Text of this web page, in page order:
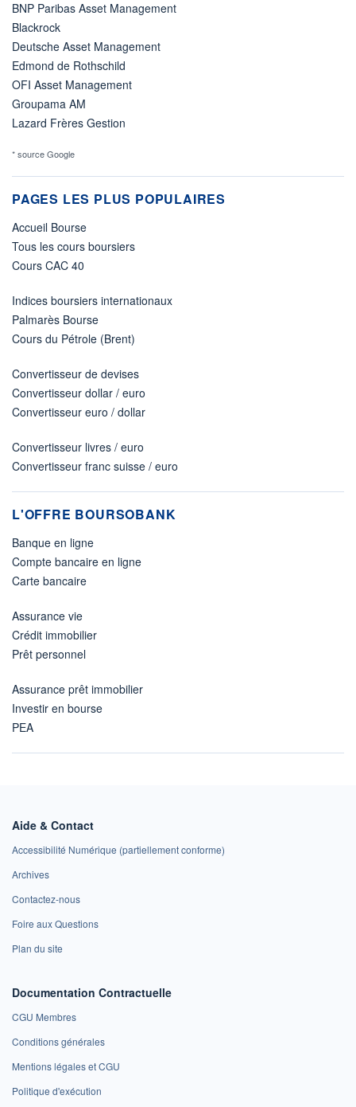
BNP Paribas Asset Management
Blackrock
Deutsche Asset Management
Edmond de Rothschild
OFI Asset Management
Groupama AM
Lazard Frères Gestion
* source Google
PAGES LES PLUS POPULAIRES
Accueil Bourse
Tous les cours boursiers
Cours CAC 40
Indices boursiers internationaux
Palmarès Bourse
Cours du Pétrole (Brent)
Convertisseur de devises
Convertisseur dollar / euro
Convertisseur euro / dollar
Convertisseur livres / euro
Convertisseur franc suisse / euro
L'OFFRE BOURSOBANK
Banque en ligne
Compte bancaire en ligne
Carte bancaire
Assurance vie
Crédit immobilier
Prêt personnel
Assurance prêt immobilier
Investir en bourse
PEA
Aide & Contact
Accessibilité Numérique (partiellement conforme)
Archives
Contactez-nous
Foire aux Questions
Plan du site
Documentation Contractuelle
CGU Membres
Conditions générales
Mentions légales et CGU
Politique d'exécution